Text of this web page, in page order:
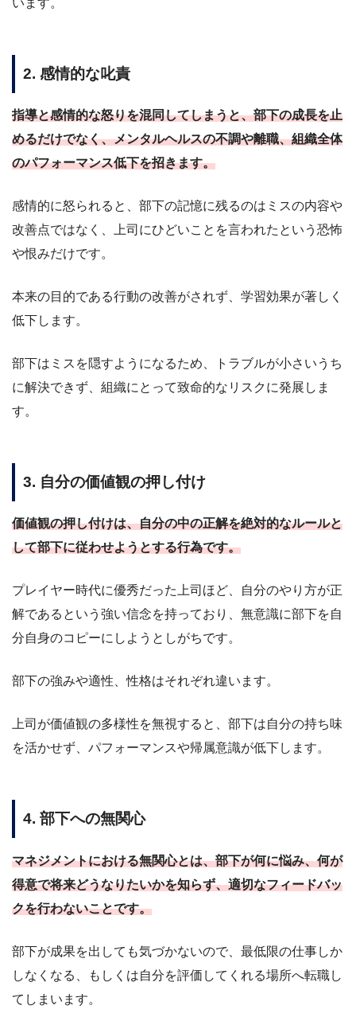
2. 感情的な叱責
指導と感情的な怒りを混同してしまうと、部下の成長を止
めるだけでなく、メンタルヘルスの不調や離職、組織全体
のパフォーマンス低下を招きます。
感情的に怒られると、部下の記憶に残るのはミスの内容や
改善点ではなく、上司にひどいことを言われたという恐怖
や恨みだけです。
本来の目的である行動の改善がされず、学習効果が著しく
低下します。
部下はミスを隠すようになるため、トラブルが小さいうち
に解決できず、組織にとって致命的なリスクに発展しま
す。
3. 自分の価値観の押し付け
価値観の押し付けは、自分の中の正解を絶対的なルールと
して部下に従わせようとする行為です。
プレイヤー時代に優秀だった上司ほど、自分のやり方が正
解であるという強い信念を持っており、無意識に部下を自
分自身のコピーにしようとしがちです。
部下の強みや適性、性格はそれぞれ違います。
上司が価値観の多様性を無視すると、部下は自分の持ち味
を活かせず、パフォーマンスや帰属意識が低下します。
4. 部下への無関心
マネジメントにおける無関心とは、部下が何に悩み、何が
得意で将来どうなりたいかを知らず、適切なフィードバッ
クを行わないことです。
部下が成果を出しても気づかないので、最低限の仕事しか
しなくなる、もしくは自分を評価してくれる場所へ転職し
てしまいます。